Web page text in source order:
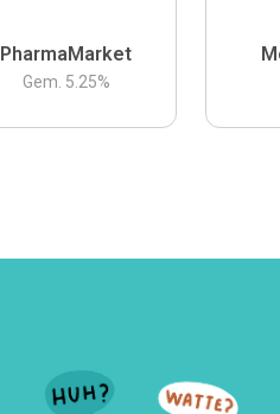
PharmaMarket
Gem. 5.25%